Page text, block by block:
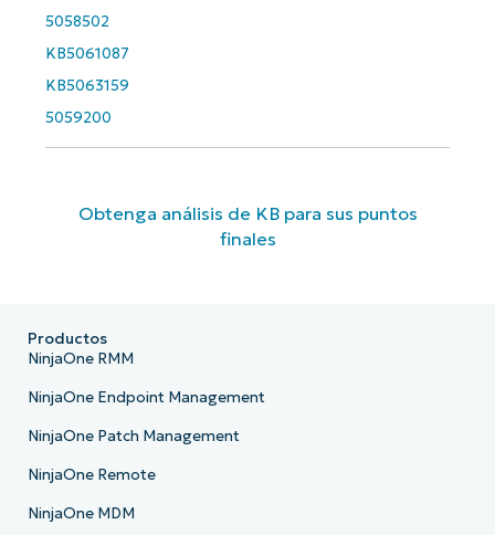
5058502
KB5061087
KB5063159
5059200
Obtenga análisis de KB para sus puntos
finales
Productos
NinjaOne RMM
NinjaOne Endpoint Management
NinjaOne Patch Management
NinjaOne Remote
NinjaOne MDM